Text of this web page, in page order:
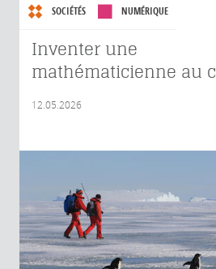
SOCIÉTÉS NUMÉRIQUE
Inventer une
mathématicienne au
12.05.2026